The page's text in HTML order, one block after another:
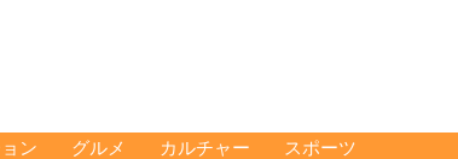
ン グルメ カルチャー
スポーツ